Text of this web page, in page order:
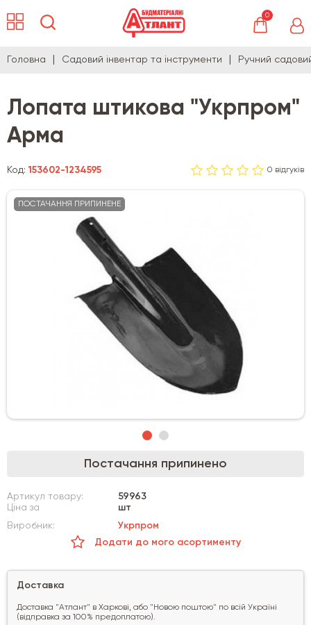
0
Головна Садовий інвентар та інструменти Ручний
Лопата штикова "Укрпром"
Арма
Код:153602-1234595 0 відгуків
ПОСТАЧАННЯ ПРИПИНЕНЕ
Постачання припинено
Артикул товару:
59963
Ціна за
шт
Виробник:
Укрпром
Додати до мого асортименту
Доставка
Доставка "Атлант" в Харкові, або "Новою поштою" по всій Україні
(відправка за 100% предоплатою).